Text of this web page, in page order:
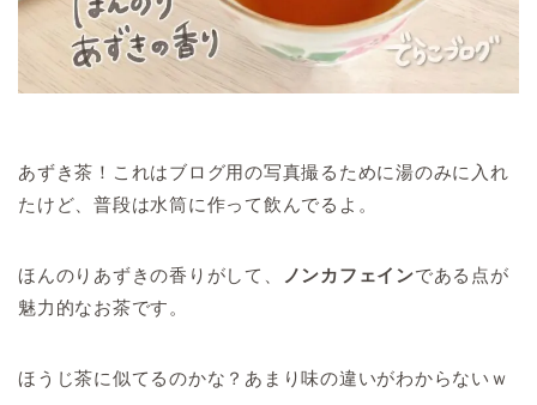
あずき茶！これはブログ用の写真撮るために湯のみに入れ
たけど、普段は水筒に作って飲んでるよ。
ほんのりあずきの香りがして、 ノンカフェインである点が
魅力的なお茶です。
ほうじ茶に似てるのかな？あまり味の違いがわからないｗ